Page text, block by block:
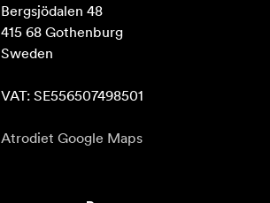
Bergsjödalen 48
415 68 Gothenburg
Sweden
VAT: SE556507498501
Atrodiet Google Maps